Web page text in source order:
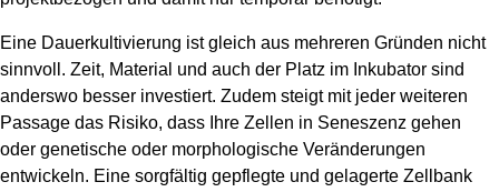
Eine Dauerkultivierung ist gleich aus mehreren Gründen nicht
sinnvoll. Zeit, Material und auch der Platz im Inkubator sind
anderswo besser investiert. Zudem steigt mit jeder weiteren
Passage das Risiko, dass Ihre Zellen in Seneszenz gehen
oder genetische oder morphologische Veränderungen
entwickeln. Eine sorgfältig gepflegte und gelagerte Zellbank